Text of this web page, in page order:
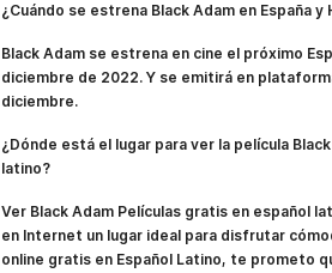
¿Cuándo se estrena Black Adam en España y
Black Adam se estrena en cine el próximo
diciembre de 2022. Y se emitirá en
diciembre.
¿Dónde está el lugar para ver la película
latino?
Ver Black Adam Películas gratis en español
en Internet un lugar ideal para disfrutar
online gratis en Español Latino, te prometo